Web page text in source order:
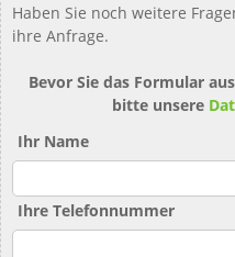
Haben Sie noch weitere
ihre Anfrage.
Bevor Sie das Formular
bitte unsere
Ihr Name
Ihre Telefonnummer